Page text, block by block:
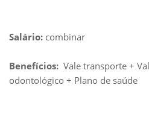
Salário: combinar
Benefícios: Vale transporte +
odontológico + Plano de saúde